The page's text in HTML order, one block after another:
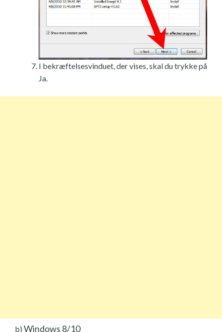
I bekræftelsesvinduet, der vises, skal du trykke på
Ja.
b) Windows 8/10